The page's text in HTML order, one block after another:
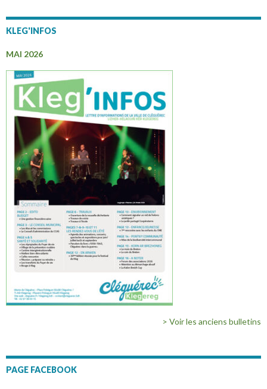
KLEG'INFOS
MAI 2026
> Voir les anciens bulletins
PAGE FACEBOOK